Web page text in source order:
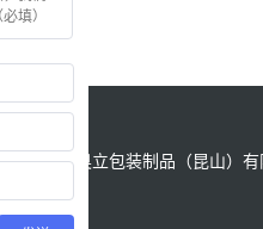
2021 奥立包装制品（昆山）